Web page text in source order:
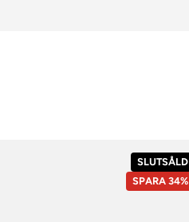
SLUTSÅLD
SPARA 34%